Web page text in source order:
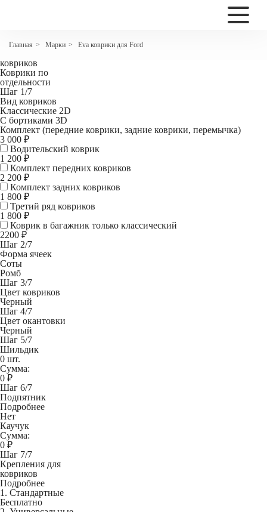
Главная > Марки > Eva коврики для Ford
Коврики EVA для Ford Focus III Рейсталинг Хетчбек
ковриков
Коврики по
отдельности
Шаг 1/7
Вид ковриков
Классические 2D
С бортиками 3D
Комплект (передние коврики, задние коврики, перемычка)
3 000 ₽
Водительский коврик
1 200 ₽
Комплект передних ковриков
2 200 ₽
Комплект задних ковриков
1 800 ₽
Третий ряд ковриков
1 800 ₽
Коврик в багажник только классический
2200 ₽
Шаг 2/7
Форма ячеек
Соты
Ромб
Шаг 3/7
Цвет ковриков
Черный
Шаг 4/7
Цвет окантовки
Черный
Шаг 5/7
Шильдик
0 шт.
Сумма:
0 ₽
Шаг 6/7
Подпятник
Подробнее
Нет
Каучук
Сумма:
0 ₽
Шаг 7/7
Крепления для
ковриков
Подробнее
1. Стандартные
Бесплатно